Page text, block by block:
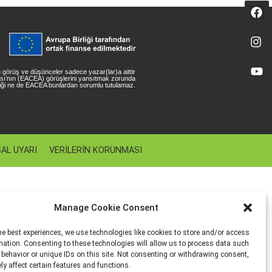
Manage Cookie Consent
best experiences, we use technologies like cookies to store and/or access
Consenting to these technologies will allow us to process data such
or unique IDs on this site. Not consenting or withdrawing consent,
affect certain features and functions.
görüş ve düşünceler sadece yazar(lar)a aittir
(EACEA) görüşlerini yansıtmak zorunda
ne de EACEA bunlardan sorumlu tutulamaz.
UYARI VERILERIN KORUNMASI